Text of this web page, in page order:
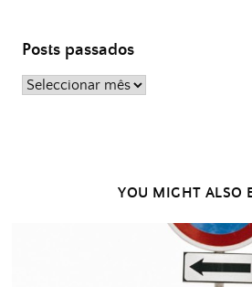
Posts passados
Posts
YOU MIGHT ALSO